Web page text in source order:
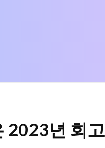
2023년 회고